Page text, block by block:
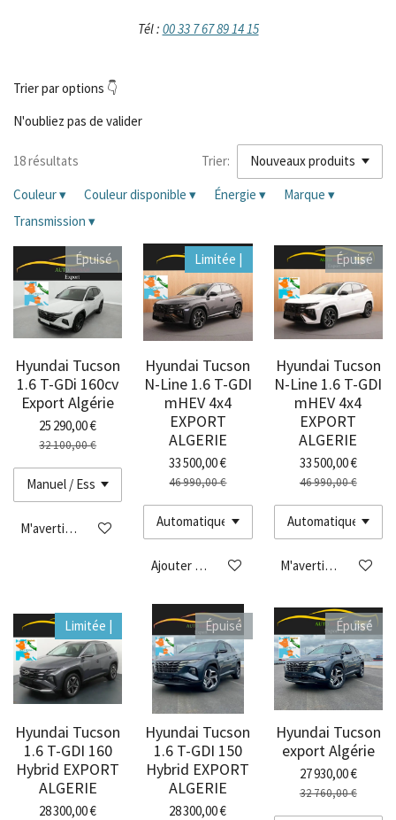
Tél : 00 33 7 67 89 14 15
Trier par options 👇
N'oubliez pas de valider
18 résultats Trier:
Couleur▾ Couleur disponible ▾ Énergie ▾ Marque ▾
Transmission ▾
Épuisé
Hyundai Tucson
1.6 T-GDi 160cv
Export Algérie
25 290,00 €
32 100,00 €
M'avertir si disponible
Limitée |
Hyundai Tucson
N-Line 1.6 T-GDI
mHEV 4x4
EXPORT
ALGERIE
33 500,00 €
46 990,00 €
Ajouter au panier
Épuisé
Hyundai Tucson
N-Line 1.6 T-GDI
mHEV 4x4
EXPORT
ALGERIE
33 500,00 €
46 990,00 €
M'avertir si
Limitée |
Hyundai Tucson
1.6 T-GDI 160
Hybrid EXPORT
ALGERIE
28 300,00 €
Épuisé
Hyundai Tucson
1.6 T-GDI 150
Hybrid EXPORT
ALGERIE
28 300,00 €
Épuisé
Hyundai Tucson
export Algérie
27 930,00 €
32 760,00 €